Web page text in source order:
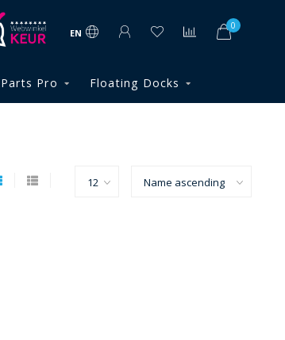
EN
0
Pro Floating Docks